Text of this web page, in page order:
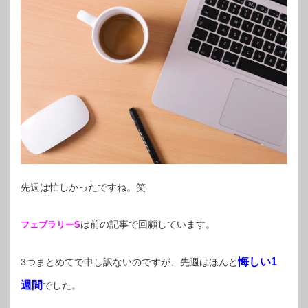
先週は忙しかったですね。笑
フェブラリーSは前の記事で回顧しています。
3つまとめてで申し訳ないのですが、先週はほんと悔しい1
週間でした。